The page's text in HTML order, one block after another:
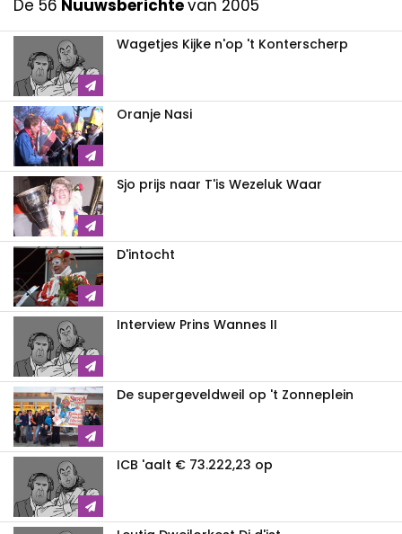
De 56 Nuuwsberichtevan 2005
Wagetjes Kijke n'op 't Konterscherp
Oranje Nasi
Sjo prijs naar T'is Wezeluk Waar
D'intocht
Interview Prins Wannes II
De supergeveldweil op 't Zonneplein
ICB 'aalt € 73.222,23 op